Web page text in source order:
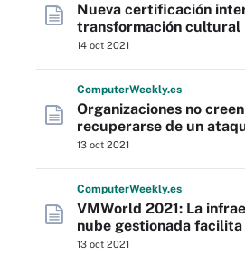
Nueva certificación
transformación cultural
14 oct 2021
ComputerWeekly.es
Organizaciones no
recuperarse de un
13 oct 2021
ComputerWeekly.es
VMWorld 2021: La
nube gestionada facilita
13 oct 2021